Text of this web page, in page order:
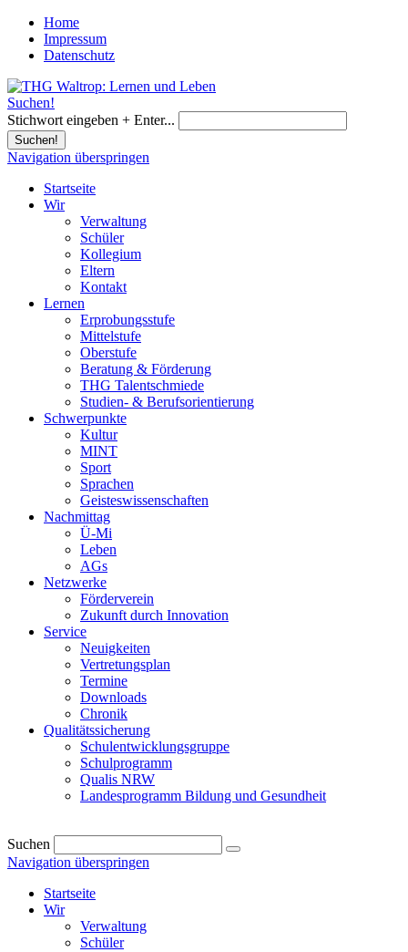
Home
Impressum
Datenschutz
Suchen!
Stichwort eingeben + Enter...
Suchen!
Navigation überspringen
Startseite
Wir
Verwaltung
Schüler
Kollegium
Eltern
Kontakt
Lernen
Erprobungsstufe
Mittelstufe
Oberstufe
Beratung & Förderung
THG Talentschmiede
Studien- & Berufsorientierung
Schwerpunkte
Kultur
MINT
Sport
Sprachen
Geisteswissenschaften
Nachmittag
Ü-Mi
Leben
AGs
Netzwerke
Förderverein
Zukunft durch Innovation
Service
Neuigkeiten
Vertretungsplan
Termine
Downloads
Chronik
Qualitätssicherung
Schulentwicklungsgruppe
Schulprogramm
Qualis NRW
Landesprogramm Bildung und Gesundheit
Suchen
Navigation überspringen
Startseite
Wir
Verwaltung
Schüler